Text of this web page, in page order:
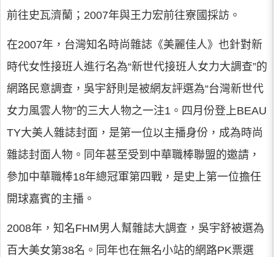
前往史瓦濟蘭；2007年與王力宏前往寮國採訪。
在2007年，台灣知名時尚雜誌《美麗佳人》也針對新
時代女性接班人進行名為“新世代接班人女力大調查”的
網路民意調查，吳宇舒則是被網友評選為“台灣新世代
女力風雲人物”的三大人物之一注1。四月份登上BEAU
TY大美人雜誌封面，是第一位以主播身份，成為時尚
雜誌封面人物。同年甚至受到中華職棒聯盟的邀請，
參加中華職棒18年總冠軍第四戰，是史上第一位擔任
開球嘉賓的主播。
2008年，知名FHM男人幫雜誌大調查，吳宇舒被選為
百大美女第38名。同年也在無名小站的網路PK票選